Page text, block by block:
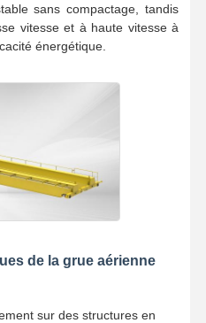
sans compactage, tandis
vitesse et à haute vitesse à
énergétique.
de la grue aérienne
sur des structures en